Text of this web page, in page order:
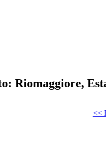
Riomaggiore,
<<